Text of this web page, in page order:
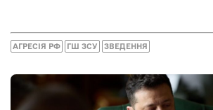
АГРЕСІЯ РФ ГШ ЗСУ ЗВЕДЕННЯ